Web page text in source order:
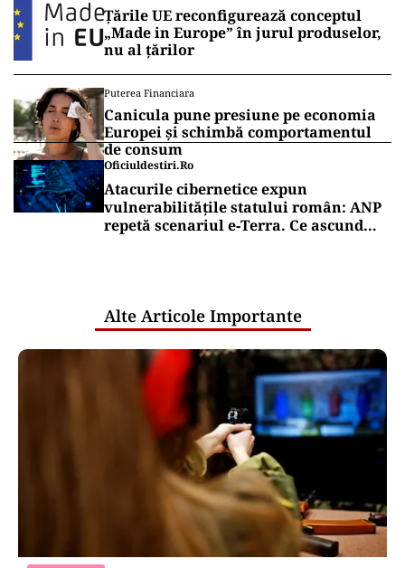
Țările UE reconfigurează conceptul
„Made in Europe” în jurul produselor,
nu al țărilor
Puterea Financiara
Canicula pune presiune pe economia
Europei și schimbă comportamentul
de consum
Oficiuldestiri.ro
Atacurile cibernetice expun
vulnerabilitățile statului român: ANP
repetă scenariul e‑Terra. Ce ascund
Alte Articole Importante